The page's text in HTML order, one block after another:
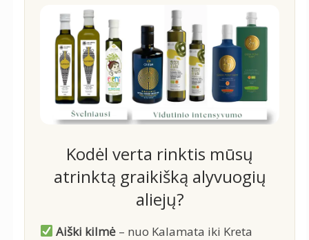
Kodėl verta rinktis mūsų
atrinktą graikišką alyvuogių
aliejų?
Aiški kilmė – nuo Kalamata iki Kreta